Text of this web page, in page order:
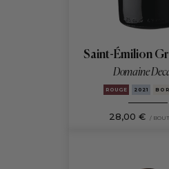
Saint-Émilion
Domaine
ROUGE 2021
28,00 € /